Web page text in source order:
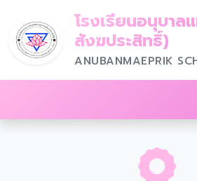
โรงเรียนอนุบา
สังฆประสิทธิ์)
ANUBANMAEPRIK